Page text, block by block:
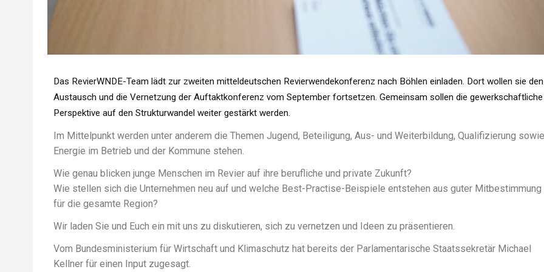
Das RevierWNDE-Team lädt zur zweiten mitteldeutschen Revierwendekonferenz nach Böhlen einladen. Dort wollen sie den
Austausch und die Vernetzung der Auftaktkonferenz vom September fortsetzen. Gemeinsam sollen die gewerkschaftliche
Perspektive auf den Strukturwandel weiter gestärkt werden.
Im Mittelpunkt werden unter anderem die Themen Jugend, Beteiligung, Aus- und Weiterbildung, Qualifizierung sowie
Energie im Betrieb und der Kommune stehen.
Wie genau blicken junge Menschen im Revier auf ihre berufliche und private Zukunft?
Wie stellen sich die Unternehmen neu auf und welche Best-Practise-Beispiele entstehen aus guter Mitbestimmung
für die gesamte Region?
Wir laden Sie und Euch ein mit uns zu diskutieren, sich zu vernetzen und Ideen zu präsentieren.
Vom Bundesministerium für Wirtschaft und Klimaschutz hat bereits der Parlamentarische Staatssekretär Michael
Kellner für einen Input zugesagt.